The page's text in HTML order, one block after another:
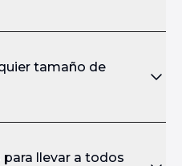
tamaño de
llevar a todos